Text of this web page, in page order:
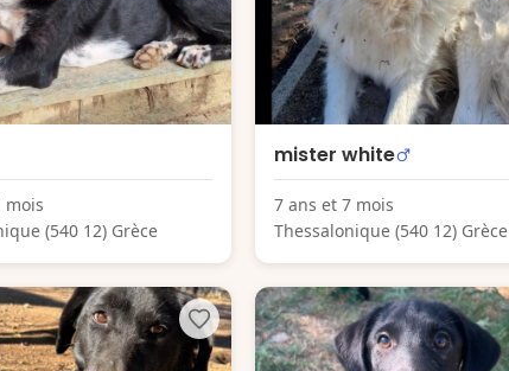
mois
(540 12) Grèce
mister white
7 ans et 7 mois
Thessalonique (540 12) Grèce